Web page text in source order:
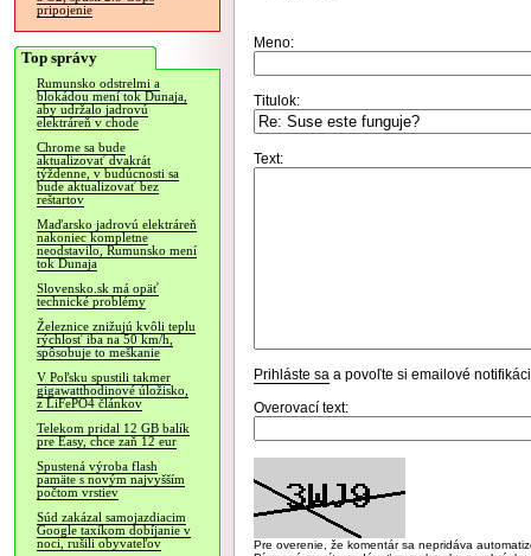
pripojenie
Top správy
Rumunsko odstrelmi a
blokádou mení tok Dunaja,
aby udržalo jadrovú
elektráreň v chode
Chrome sa bude
aktualizovať dvakrát
týždenne, v budúcnosti sa
bude aktualizovať bez
reštartov
Maďarsko jadrovú elektráreň
nakoniec kompletne
neodstavilo, Rumunsko mení
tok Dunaja
Slovensko.sk má opäť
technické problémy
Železnice znižujú kvôli teplu
rýchlosť iba na 50 km/h,
spôsobuje to meškanie
V Poľsku spustili takmer
gigawatthodinové úložisko,
z LiFePO4 článkov
Telekom pridal 12 GB balík
pre Easy, chce zaň 12 eur
Spustená výroba flash
pamäte s novým najvyšším
počtom vrstiev
Súd zakázal samojazdiacim
Google taxíkom dobíjanie v
noci, rušili obyvateľov
Meno:
Titulok:
Text:
Prihláste sa a povoľte si emailové
Overovací text:
Pre overenie, že komentár sa nepridáva